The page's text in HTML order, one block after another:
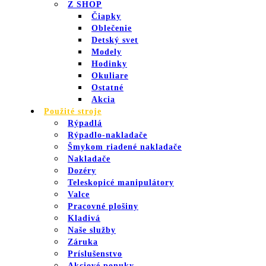
Z SHOP
Čiapky
Oblečenie
Detský svet
Modely
Hodinky
Okuliare
Ostatné
Akcia
Použité stroje
Rýpadlá
Rýpadlo-nakladače
Šmykom riadené nakladače
Nakladače
Dozéry
Teleskopicé manipulátory
Valce
Pracovné plošiny
Kladivá
Naše služby
Záruka
Príslušenstvo